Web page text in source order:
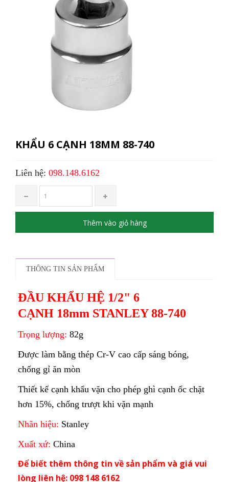
KHẨU 6 CẠNH 18MM 88-740
Liên hệ: 098.148.6162
Thêm vào giỏ hàng
THÔNG TIN SẢN PHẨM
ĐẦU KHẨU HỆ 1/2" 6
CẠNH 18mm STANLEY 88-740
Trọng lượng: 82g
Được làm bằng thép Cr-V cao cấp sáng bóng,
chống gỉ ăn mòn
Thiết kế cạnh khẩu vặn cho phép ghì cạnh ốc chặt
hơn 15%, chống trượt khi vặn mạnh
Nhãn hiệu: Stanley
Xuất xứ: China
Để biết thêm thông tin về sản phẩm và giá vui
lòng liên hệ: 098 148 6162